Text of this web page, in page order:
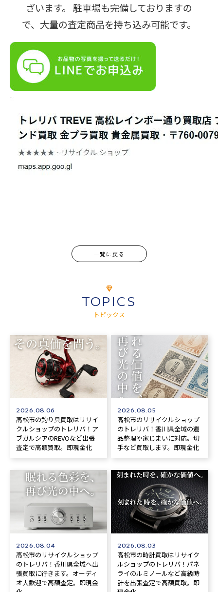
ざいます。 駐車場も完備しておりますの
で、大量の査定商品を持ち込み可能です。
一覧に戻る
TOPICS
トピックス
2026.08.06
高松市の釣り具買取はリサイ
クルショップのトレリバ！ア
ブガルシアのREVOなど出張
査定で高額買取。即現金化
2026.08.05
高松市のリサイクルショップ
のトレリバ！香川県全域の遺
品整理や家じまいに対応。切
手など買取します。即現金化
2026.08.04
高松市のリサイクルショップ
のトレリバ！香川県全域へ出
張買取に行きます。オーディ
オ大歓迎で高額査定。即現金
2026.08.03
高松市の時計買取はリサイク
ルショップのトレリバ！パネ
ライのルミノールなど高級時
計を出張査定で高額買取。即